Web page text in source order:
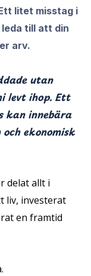
litet misstag i
till att din
arv.
utan
levt ihop. Ett
kan innebära
ekonomisk
delat allt i
liv, investerat
en framtid